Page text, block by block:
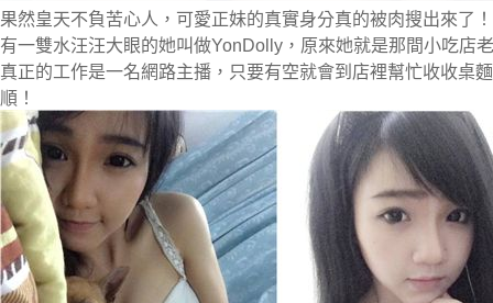
果然皇天不負苦心人，可愛正妹的真實身分真的被肉搜出來了
有一雙水汪汪大眼的她叫做YonDolly，原來她就是那間小吃店
真正的工作是一名網路主播，只要有空就會到店裡幫忙收收桌
順！